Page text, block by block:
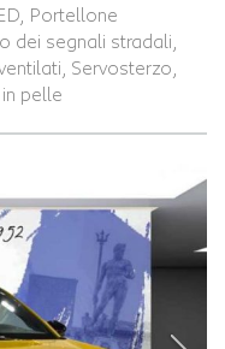
Portellone
dei segnali stradali,
Servosterzo,
pelle